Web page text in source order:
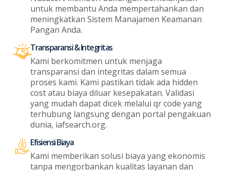
untuk membantu Anda mempertahankan dan
meningkatkan Sistem Manajamen Keamanan
Pangan Anda.
Transparansi & Integritas
Kami berkomitmen untuk menjaga
transparansi dan integritas dalam semua
proses kami. Kami pastikan tidak ada hidden
cost atau biaya diluar kesepakatan. Validasi
yang mudah dapat dicek melalui qr code yang
terhubung langsung dengan portal pengakuan
dunia, iafsearch.org.
Efisiensi Biaya
Kami memberikan solusi biaya yang ekonomis
tanpa mengorbankan kualitas layanan dan